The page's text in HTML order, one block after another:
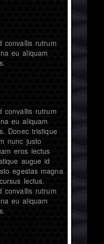
convallis rutrum
eu aliquam
convallis rutrum
eu aliquam
Donec tristique
nunc justo
eros lectus
augue id
egestas magna
lectus.
convallis rutrum
eu aliquam